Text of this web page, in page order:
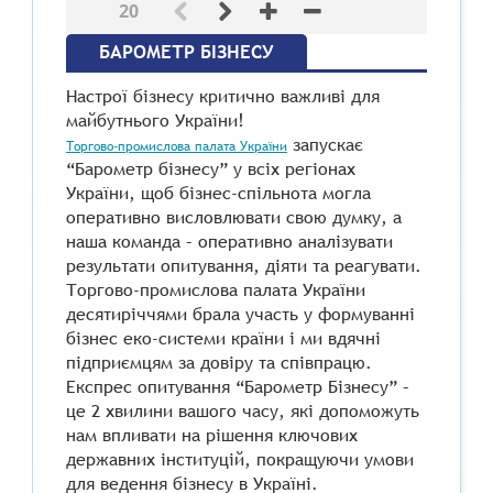
20
БАРОМЕТР БІЗНЕСУ
Настрої бізнесу критично важливі для
майбутнього України!
Торгово-промислова палата України запускає
“Барометр бізнесу” у всіх регіонах
України, щоб бізнес-спільнота могла
оперативно висловлювати свою думку, а
наша команда – оперативно аналізувати
результати опитування, діяти та реагувати.
Торгово-промислова палата України
десятиріччями брала участь у формуванні
бізнес еко-системи країни і ми вдячні
підприємцям за довіру та співпрацю.
Експрес опитування “Барометр Бізнесу” –
це 2 хвилини вашого часу, які допоможуть
нам впливати на рішення ключових
державних інституцій, покращуючи умови
для ведення бізнесу в Україні.